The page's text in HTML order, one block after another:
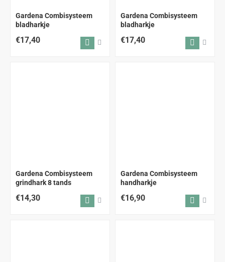
Gardena Combisysteem
bladharkje
€17,40
Gardena Combisysteem
bladharkje
€17,40
Gardena Combisysteem
grindhark 8 tands
€14,30
Gardena Combisysteem
handharkje
€16,90